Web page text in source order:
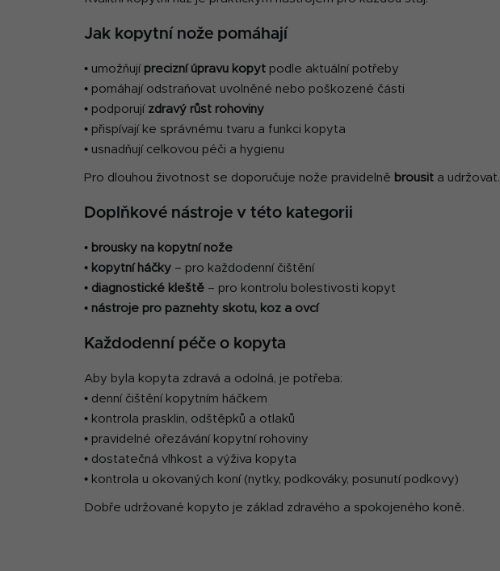
Jak kopytní nože pomáhají
• umožňují precizní úpravu kopyt podle aktuální potřeby
• pomáhají odstraňovat uvolněné nebo poškozené části
• podporují zdravý růst rohoviny
• přispívají ke správnému tvaru a funkci kopyta
• usnadňují celkovou péči a hygienu
Pro dlouhou životnost se doporučuje nože pravidelně brousit a udržovat.
Doplňkové nástroje v této kategorii
• brousky na kopytní nože
• kopytní háčky – pro každodenní čištění
• diagnostické kleště – pro kontrolu bolestivosti kopyt
• nástroje pro paznehty skotu, koz a ovcí
Každodenní péče o kopyta
Aby byla kopyta zdravá a odolná, je potřeba:
• denní čištění kopytním háčkem
• kontrola prasklin, odštěpků a otlaků
• pravidelné ořezávání kopytní rohoviny
• dostatečná vlhkost a výživa kopyta
• kontrola u okovaných koní (nytky, podkováky, posunutí podkovy)
Dobře udržované kopyto je základ zdravého a spokojeného koně.